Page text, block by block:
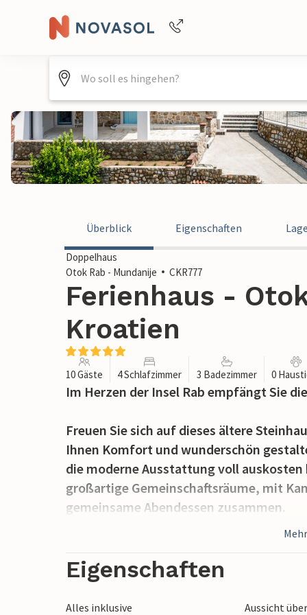
+4940688715475
Überblick Eigenschaften Lage
Doppelhaus
Otok Rab - Mundanije
CKR777
Ferienhaus -
Kroatien
10 Gäste 4 Schlafzimmer 3 Badezimmer 0
Im Herzen der Insel Rab empfängt Sie
Freuen Sie sich auf dieses ältere
Ihnen Komfort und wunderschön
die moderne Ausstattung voll auskosten
großartige Gemeinschaftsräume, mit
gemeinsame Abendessen zusammen.
Auch der Außenbereich, mit mehreren
können Sie die Sonne genießen und im
Garten und schauen Ihren Kindern beim
dem Pavillon mit Grill die Urlaubstage
Eigenschaften
Alles inklusive Aussicht